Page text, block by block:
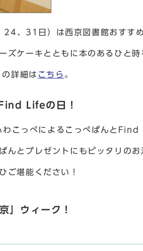
、31日）は西京図書館おすす
ズケーキとともに本のあるひと時
詳細は こちら 。
Lifeの日！
こっぺによるこっぺぱんとFind
んとプレゼントにもピッタリの
ご堪能ください！
」ウィーク！